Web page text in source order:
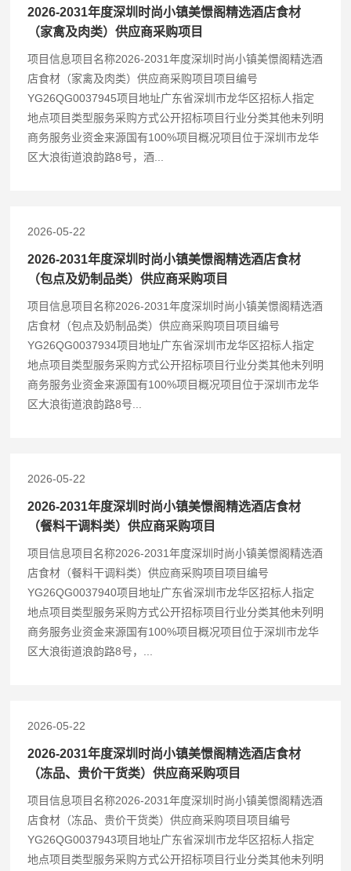
2026-2031年度深圳时尚小镇美憬阁精选酒店食材
（家禽及肉类）供应商采购项目
项目信息项目名称2026-2031年度深圳时尚小镇美憬阁精选酒
店食材（家禽及肉类）供应商采购项目项目编号
YG26QG0037945项目地址广东省深圳市龙华区招标人指定
地点项目类型服务采购方式公开招标项目行业分类其他未列明
商务服务业资金来源国有100%项目概况项目位于深圳市龙华
区大浪街道浪韵路8号，酒...
2026-05-22
2026-2031年度深圳时尚小镇美憬阁精选酒店食材
（包点及奶制品类）供应商采购项目
项目信息项目名称2026-2031年度深圳时尚小镇美憬阁精选酒
店食材（包点及奶制品类）供应商采购项目项目编号
YG26QG0037934项目地址广东省深圳市龙华区招标人指定
地点项目类型服务采购方式公开招标项目行业分类其他未列明
商务服务业资金来源国有100%项目概况项目位于深圳市龙华
区大浪街道浪韵路8号...
2026-05-22
2026-2031年度深圳时尚小镇美憬阁精选酒店食材
（餐料干调料类）供应商采购项目
项目信息项目名称2026-2031年度深圳时尚小镇美憬阁精选酒
店食材（餐料干调料类）供应商采购项目项目编号
YG26QG0037940项目地址广东省深圳市龙华区招标人指定
地点项目类型服务采购方式公开招标项目行业分类其他未列明
商务服务业资金来源国有100%项目概况项目位于深圳市龙华
区大浪街道浪韵路8号，...
2026-05-22
2026-2031年度深圳时尚小镇美憬阁精选酒店食材
（冻品、贵价干货类）供应商采购项目
项目信息项目名称2026-2031年度深圳时尚小镇美憬阁精选酒
店食材（冻品、贵价干货类）供应商采购项目项目编号
YG26QG0037943项目地址广东省深圳市龙华区招标人指定
地点项目类型服务采购方式公开招标项目行业分类其他未列明